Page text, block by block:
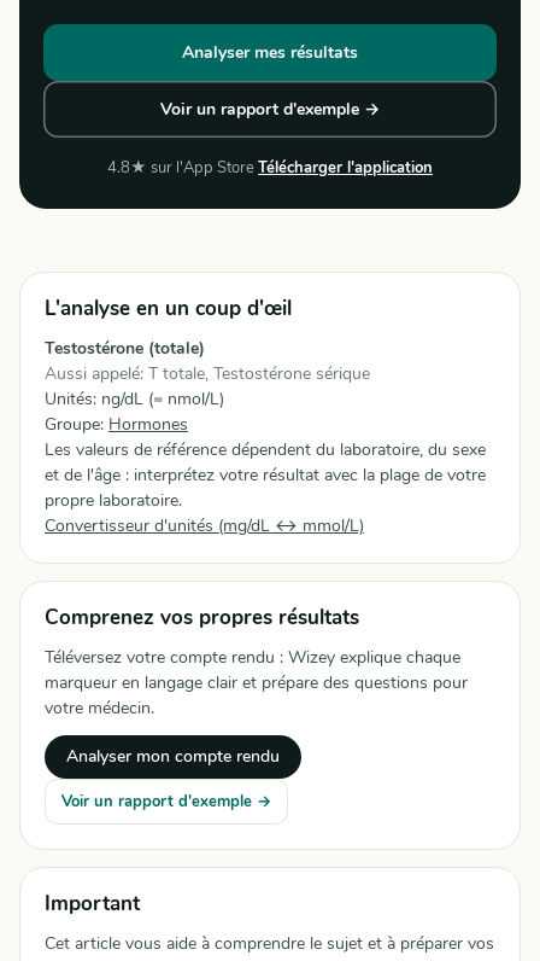
Analyser mes résultats
Voir un rapport d'exemple →
4.8★ sur l'App StoreTélécharger l'application
L'analyse en un coup d'œil
Testostérone (totale)
Aussi appelé: T totale, Testostérone sérique
Unités: ng/dL (= nmol/L)
Groupe: Hormones
Les valeurs de référence dépendent du laboratoire, du sexe
et de l'âge : interprétez votre résultat avec la plage de votre
propre laboratoire.
Convertisseur d'unités (mg/dL ↔ mmol/L)
Comprenez vos propres résultats
Téléversez votre compte rendu : Wizey explique chaque
marqueur en langage clair et prépare des questions pour
votre médecin.
Analyser mon compte rendu
Voir un rapport d'exemple →
Important
Cet article vous aide à comprendre le sujet et à préparer vos